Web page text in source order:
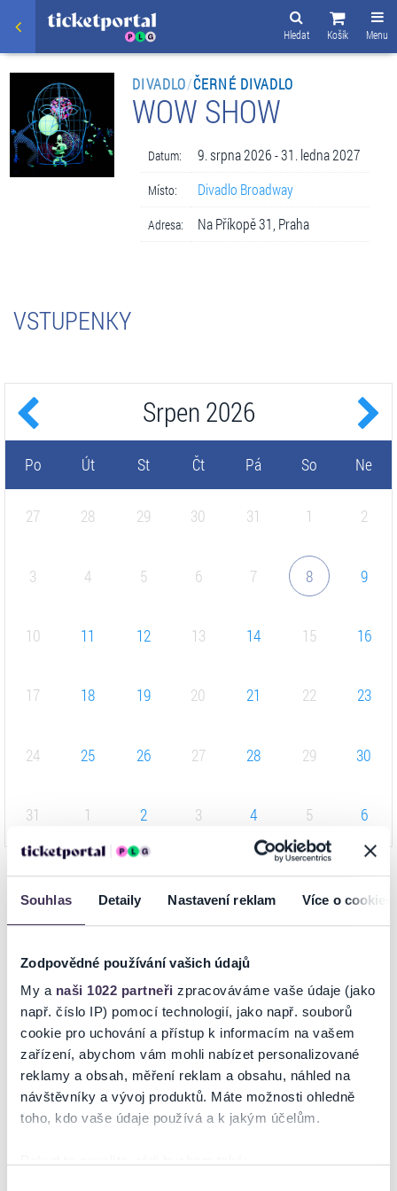
Souhlas Detaily Nastavení reklam Více o cookies
Zodpovědné používání vašich údajů
My a naši 1022 partneři zpracováváme vaše údaje (jako
např. číslo IP) pomocí technologií, jako např. souborů
cookie pro uchování a přístup k informacím na vašem
zařízení, abychom vám mohli nabízet personalizované
reklamy a obsah, měření reklam a obsahu, náhled na
návštěvníky a vývoj produktů. Máte možnosti ohledně
toho, kdo vaše údaje používá a k jakým účelům.
Menu
Košík
Hledat
DIVADLO/ČERNÉ DIVADLO
WOW SHOW
Datum: 9. srpna 2026 - 31. ledna 2027
Místo: Divadlo Broadway
Adresa: Na Příkopě 31, Praha
VSTUPENKY
Srpen 2026
Po Út St Čt Pá So Ne
27 28 29 30 31 1 2
3 4 5 6 7 8 9
10 11 12 13 14 15 16
17 18 19 20 21 22 23
24 25 26 27 28 29 30
31 1 2 3 4 5 6
INFORMACE O AKCI
Vítáme vás ve skvělém světě "WOW".
Ve světě, v němž ožívají mořské panny, zjevuje se síla
přírody a tančící kytice.
Jste vítáni do světa beze slov, do světa, který vypráví
univerzální příběh dítěte. Během představení se divák
stane tímto dítětem a musí se vypořádat se svým strachem,
aby se dostal až na samý konec představení.